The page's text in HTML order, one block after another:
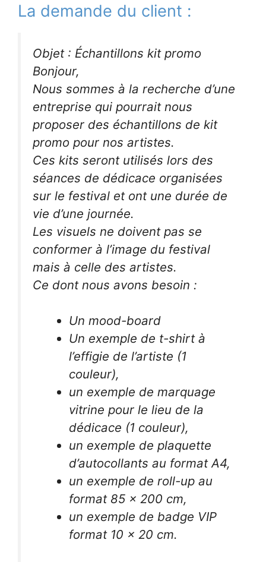
La demande du client :
Objet : Échantillons kit promo
Bonjour,
Nous sommes à la recherche d’une
entreprise qui pourrait nous
proposer des échantillons de kit
promo pour nos artistes.
Ces kits seront utilisés lors des
séances de dédicace organisées
sur le festival et ont une durée de
vie d’une journée.
Les visuels ne doivent pas se
conformer à l’image du festival
mais à celle des artistes.
Ce dont nous avons besoin :
Un mood-board
Un exemple de t-shirt à
l’effigie de l’artiste (1
couleur),
un exemple de marquage
vitrine pour le lieu de la
dédicace (1 couleur),
un exemple de plaquette
d’autocollants au format A4,
un exemple de roll-up au
format 85 x 200 cm,
un exemple de badge VIP
format 10 x 20 cm.